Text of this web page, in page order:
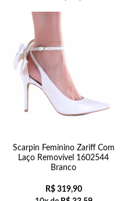
Scarpin Feminino Zariff Com
Laço Removível 1602544
Branco
R$319,90